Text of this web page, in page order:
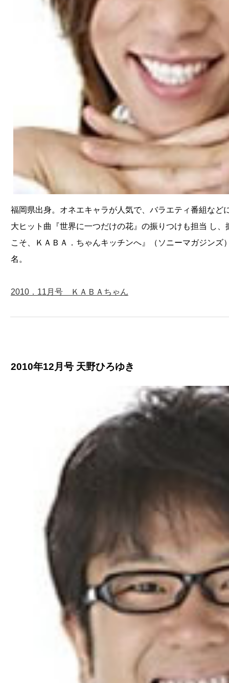
福岡県出身。オネエキャラが人気で、バラエティ番組など
大ヒット曲『世界に一つだけの花』の振りつけも担当 し
こそ、ＫＡＢＡ．ちゃんキッチンへ』（ソニーマガジンズ
名。
2010．11月号 ＫＡＢＡちゃん
2010年12月号 天野ひろゆき